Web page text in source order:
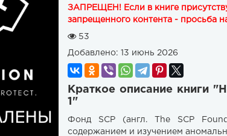
ЗАПРЕЩЕН! Если в книге
запрещенного контента - просьба
53
Добавлено: 13 июнь 2026
Краткое описание книги
1"
Фонд SCP (англ. The SCP
содержанием и изучением